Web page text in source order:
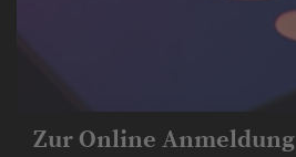
Zur Online Anmeldung